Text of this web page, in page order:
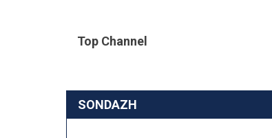
Top Channel
SONDAZH